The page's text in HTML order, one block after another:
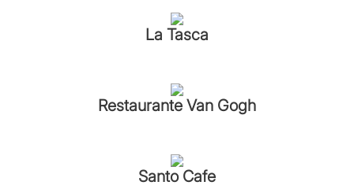
La Tasca
Restaurante Van Gogh
Santo Cafe